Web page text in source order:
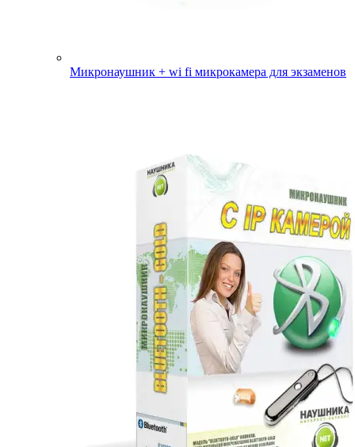
Микронаушник + wi fi микрокамера для экзаменов